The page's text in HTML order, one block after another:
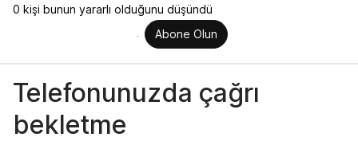
0 kişi bunun yararlı olduğunu düşündü
Abone Olun
Telefonunuzda çağrı
bekletme